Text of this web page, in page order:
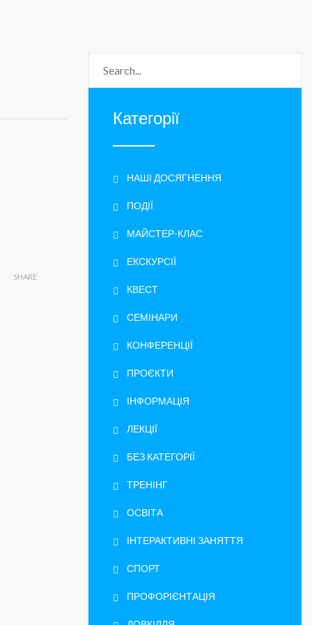
SHARE
Категорії
НАШІ ДОСЯГНЕННЯ
ПОДІЇ
МАЙСТЕР-КЛАС
ЕКСКУРСІЇ
КВЕСТ
СЕМІНАРИ
КОНФЕРЕНЦІЇ
ПРОЄКТИ
ІНФОРМАЦІЯ
ЛЕКЦІЇ
БЕЗ КАТЕГОРІЇ
ТРЕНІНГ
ОСВІТА
ІНТЕРАКТИВНІ ЗАНЯТТЯ
СПОРТ
ПРОФОРІЄНТАЦІЯ